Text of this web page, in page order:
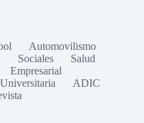
Automovilismo
Sociales
Salud
Empresarial
ADIC